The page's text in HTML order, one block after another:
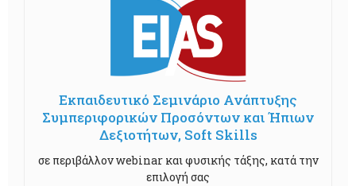
Εκπαιδευτικό Σεμινάριο Ανάπτυξης
Συμπεριφορικών Προσόντων και Ήπιων
Δεξιοτήτων, Soft Skills
σε περιβάλλον webinar και φυσικής τάξης, κατά την
επιλογή σας